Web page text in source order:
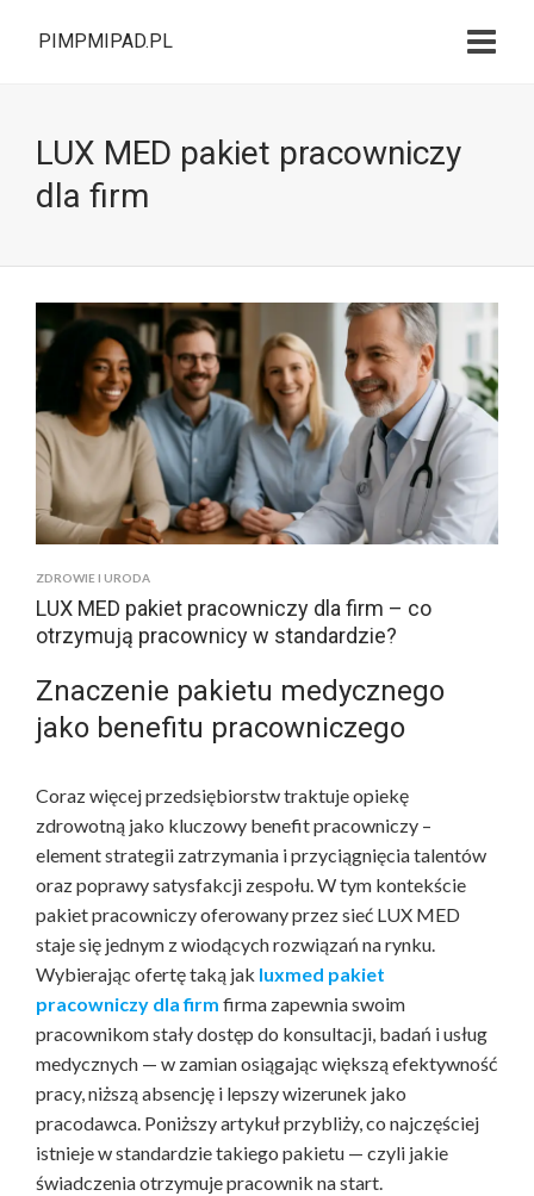
PIMPMIPAD.PL
LUX MED pakiet pracowniczy
dla firm
ZDROWIE I URODA
LUX MED pakiet pracowniczy dla firm – co
otrzymują pracownicy w standardzie?
Znaczenie pakietu medycznego
jako benefitu pracowniczego
Coraz więcej przedsiębiorstw traktuje opiekę
zdrowotną jako kluczowy benefit pracowniczy –
element strategii zatrzymania i przyciągnięcia talentów
oraz poprawy satysfakcji zespołu. W tym kontekście
pakiet pracowniczy oferowany przez sieć LUX MED
staje się jednym z wiodących rozwiązań na rynku.
Wybierając ofertę taką jak luxmed pakiet
pracowniczy dla firm firma zapewnia swoim
pracownikom stały dostęp do konsultacji, badań i usług
medycznych — w zamian osiągając większą efektywność
pracy, niższą absencję i lepszy wizerunek jako
pracodawca. Poniższy artykuł przybliży, co najczęściej
istnieje w standardzie takiego pakietu — czyli jakie
świadczenia otrzymuje pracownik na start.